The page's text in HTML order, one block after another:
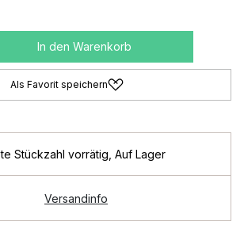
In den Warenkorb
Als Favorit speichern
Stückzahl vorrätig Auf Lager
Versandinfo